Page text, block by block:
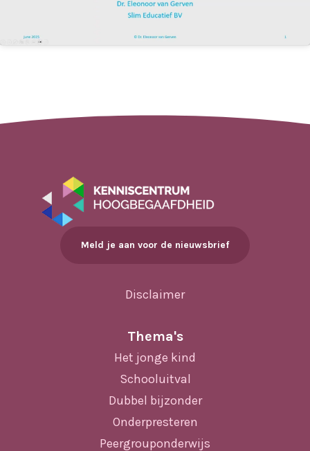
Meld je aan voor de nieuwsbrief
Disclaimer
Thema's
Het jonge kind
Schooluitval
Dubbel bijzonder
Onderpresteren
Peergrouponderwijs